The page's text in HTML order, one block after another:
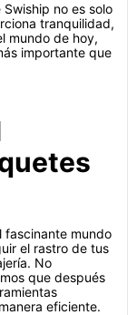
no es solo
tranquilidad,
mundo de hoy,
importante que
fascinante mundo
el rastro de tus
No
que después
eficiente.